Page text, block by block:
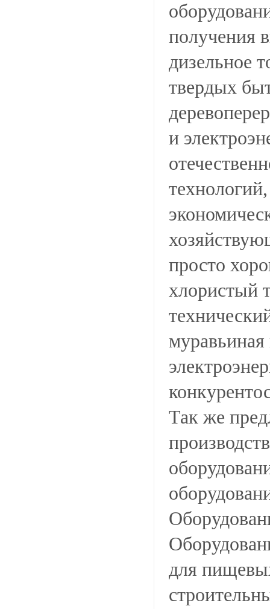
получения
дизельное
твердых
и
просто
хлористый
муравьиная
Так же
для